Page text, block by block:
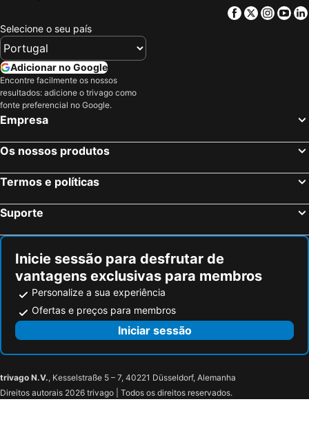
Facebook
Twitter
Selecione o seu país
Adicionar no Google
Encontre facilmente os nossos
resultados: adicione o trivago como
fonte preferencial no Google.
Empresa
Os nossos produtos
Termos e políticas
Suporte
Inicie sessão para desfrutar de
vantagens exclusivas para membros
Personalize a sua experiência
Ofertas e preços para membros
Iniciar sessão
trivago N.V., Kesselstraße 5 – 7, 40221 Düsseldorf, Alemanha
Direitos autorais 2026 trivago | Todos os direitos reservados.